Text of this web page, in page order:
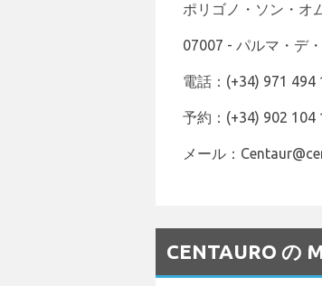
ポリゴノ・ソン・オ
07007 - パルマ・デ
電話：(+34) 971 494
予約：(+34) 902 104
メール：
CENTAURO の